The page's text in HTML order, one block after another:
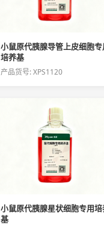
小鼠原代胰腺导管上皮细胞专
培养基
产品货号: XPS1120
小鼠原代胰腺星状细胞专用培
基